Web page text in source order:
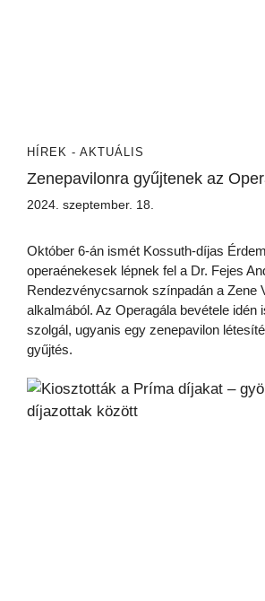
HÍREK - AKTUÁLIS
Zenepavilonra gyűjtenek az
2024. szeptember. 18.
Október 6-án ismét Kossuth-díjas
operaénekesek lépnek fel a Dr. Fejes
Rendezvénycsarnok színpadán a Zene
alkalmából. Az Operagála bevétele idén
szolgál, ugyanis egy zenepavilon
gyűjtés.